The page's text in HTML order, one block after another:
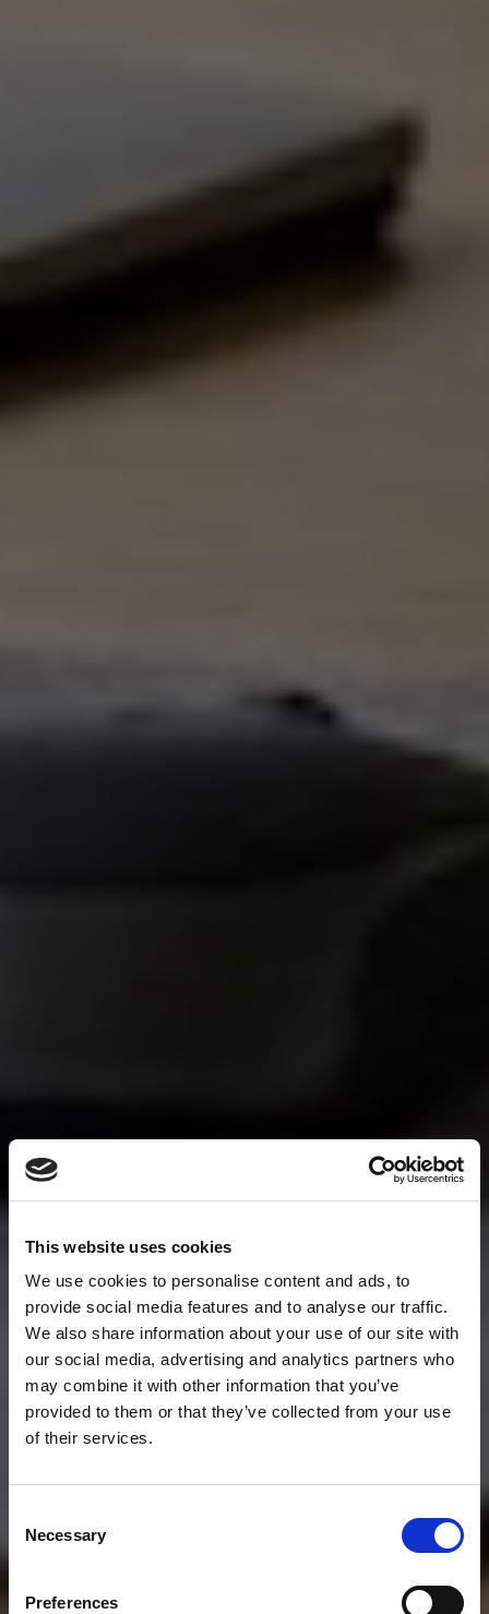
This website uses cookies
We use cookies to personalise content and ads, to
provide social media features and to analyse our traffic.
We also share information about your use of our site with
our social media, advertising and analytics partners who
may combine it with other information that you’ve
provided to them or that they’ve collected from your use
of their services.
Selection
Necessary
Preferences